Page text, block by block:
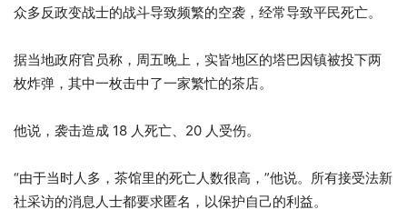
众多反政变战士的战斗导致频繁的空袭，经常导致平民死亡。
据当地政府官员称，周五晚上，实皆地区的塔巴因镇被投下两
枚炸弹，其中一枚击中了一家繁忙的茶店。
他说，袭击造成 18 人死亡、20 人受伤。
“由于当时人多，茶馆里的死亡人数很高，”他说。所有接受法新
社采访的消息人士都要求匿名，以保护自己的利益。